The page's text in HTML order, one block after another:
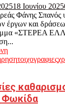
18 Ιουνίου 2025
Φάνης Σπανός
έργων και
«ΣΤΕΡΕΑ
τοιχογραφιες
Φωκίδα